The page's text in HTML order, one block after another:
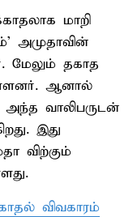
மாறி
அமுதாவின்
மேலும் தகாத
ஆனால்
அந்த வாலிபருடன்
இது
விற்கும்
விவகாரம்